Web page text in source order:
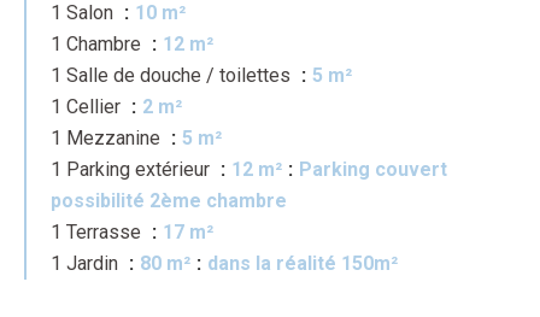
1 Salon
10 m²
1 Chambre
12 m²
1 Salle de douche / toilettes
5 m²
1 Cellier
2 m²
1 Mezzanine
5 m²
1 Parking extérieur
12 m²
Parking couvert
possibilité 2ème chambre
1 Terrasse
17 m²
1 Jardin
80 m² dans la réalité 150m²